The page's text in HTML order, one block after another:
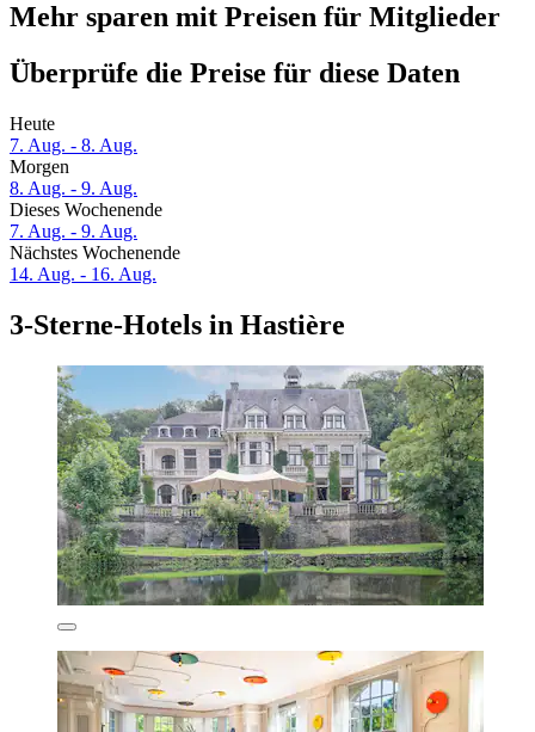
Mehr sparen mit Preisen für Mitglieder
Überprüfe die Preise für diese Daten
Heute
7. Aug. - 8. Aug.
Morgen
8. Aug. - 9. Aug.
Dieses Wochenende
7. Aug. - 9. Aug.
Nächstes Wochenende
14. Aug. - 16. Aug.
3-Sterne-Hotels in Hastière